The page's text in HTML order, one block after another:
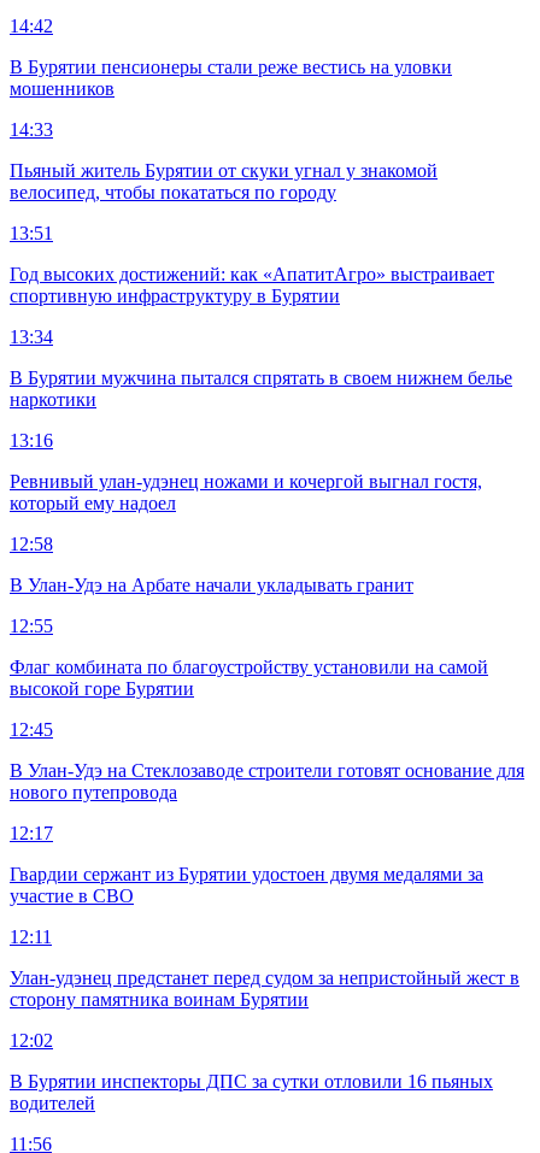
14:42
В Бурятии пенсионеры стали реже вестись на уловки
мошенников
14:33
Пьяный житель Бурятии от скуки угнал у знакомой
велосипед, чтобы покататься по городу
13:51
Год высоких достижений: как «АпатитАгро» выстраивает
спортивную инфраструктуру в Бурятии
13:34
В Бурятии мужчина пытался спрятать в своем нижнем белье
наркотики
13:16
Ревнивый улан-удэнец ножами и кочергой выгнал гостя,
который ему надоел
12:58
В Улан-Удэ на Арбате начали укладывать гранит
12:55
Флаг комбината по благоустройству установили на самой
высокой горе Бурятии
12:45
В Улан-Удэ на Стеклозаводе строители готовят основание для
нового путепровода
12:17
Гвардии сержант из Бурятии удостоен двумя медалями за
участие в СВО
12:11
Улан-удэнец предстанет перед судом за непристойный жест в
сторону памятника воинам Бурятии
12:02
В Бурятии инспекторы ДПС за сутки отловили 16 пьяных
водителей
11:56